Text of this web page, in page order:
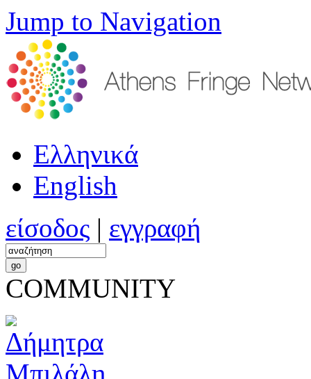
Jump to Navigation
Ελληνικά
English
είσοδος | εγγραφή
COMMUNITY